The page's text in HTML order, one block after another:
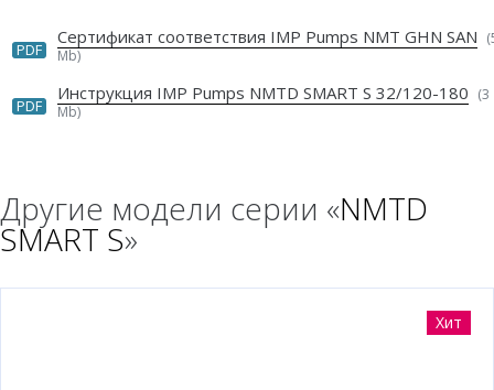
PDF
Сертификат соответствия IMP Pumps NMT GHN SAN
Mb)
PDF
Инструкция IMP Pumps NMTD SMART S 32/120-180 (3
Mb)
Другие модели серии «NMTD
SMART S»
Хит